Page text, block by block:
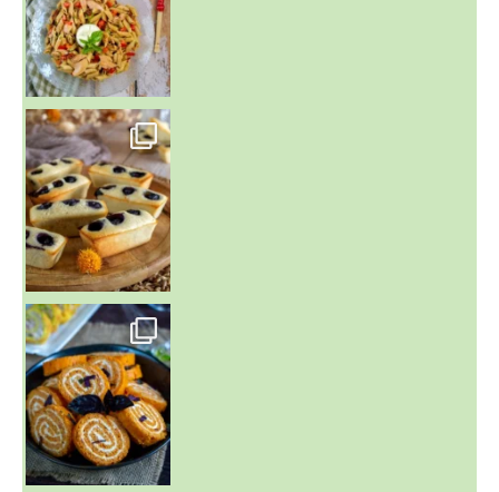
~ FINANCIERS MYRTILLES ET CITRON ~
Aujourd'hu